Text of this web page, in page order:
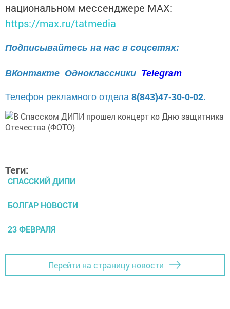
национальном мессенджере MАХ:
https://max.ru/tatmedia
Подписывайтесь на нас в соцсетях:
ВКонтакте Одноклассники Telegram
Телефон рекламного отдела 8(843)47-30-0-02.
Теги:
СПАССКИЙ ДИПИ
БОЛГАР НОВОСТИ
23 ФЕВРАЛЯ
Перейти на страницу новости